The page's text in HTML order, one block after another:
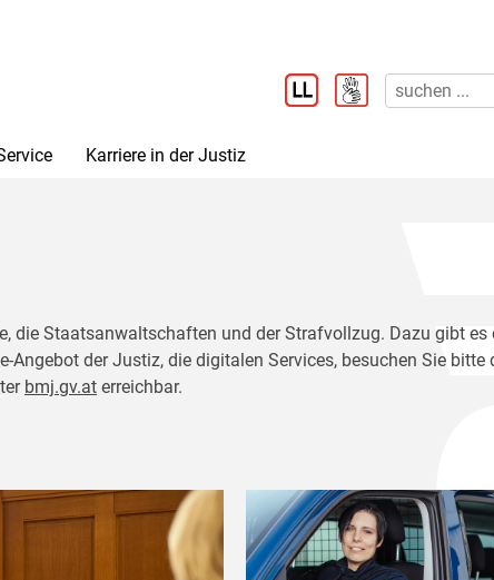
Karriere in der Justiz
die Staatsanwaltschaften und der Strafvollzug. Dazu gibt es
der Justiz, die digitalen Services, besuchen Sie bitte
bmj.gv.at erreichbar.